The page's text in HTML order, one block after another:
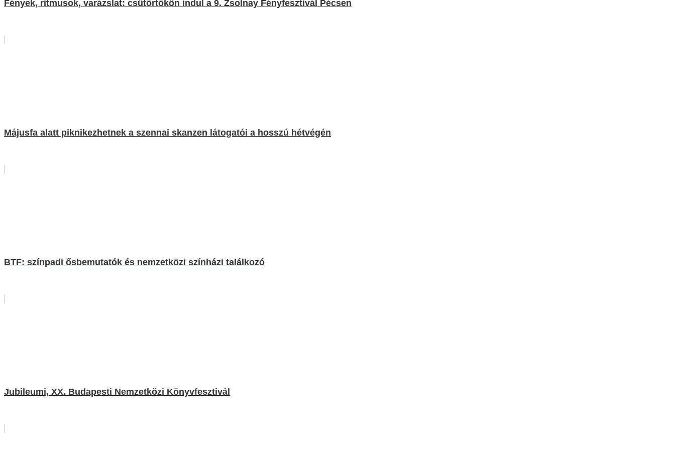
Fények, ritmusok, varázslat: csütörtökön indul a 9. Zsolnay Fényfesztivál Pécsen
Májusfa alatt piknikezhetnek a szennai skanzen látogatói a hosszú hétvégén
BTF: színpadi ősbemutatók és nemzetközi színházi találkozó
Jubileumi, XX. Budapesti Nemzetközi Könyvfesztivál